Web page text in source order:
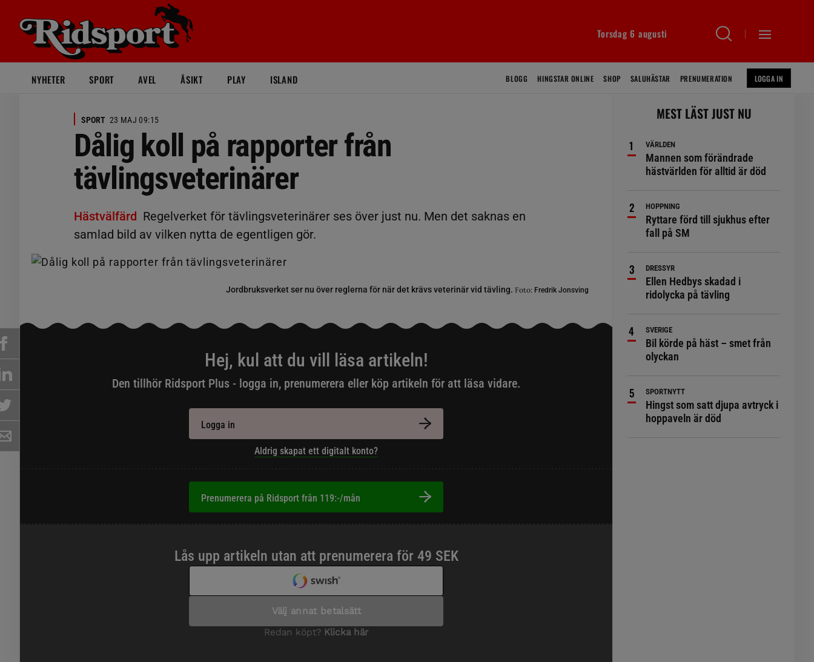
Torsdag 6 augusti
NYHETER SPORT AVEL ÅSIKT PLAY ISLAND BLOGG HINGSTAR ONLINE SHOP SALUHÄSTAR PRENUMERATION LOGGA IN
SPORT 23 MAJ 09:15
Dålig koll på rapporter från
tävlingsveterinärer
Hästvälfärd Regelverket för tävlingsveterinärer ses över just nu. Men det saknas en
samlad bild av vilken nytta de egentligen gör.
Jordbruksverket ser nu över reglerna för när det krävs veterinär vid tävling. Foto: Fredrik Jonsving
Hej, kul att du vill läsa artikeln!
Den tillhör Ridsport Plus - logga in, prenumerera eller köp artikeln för att läsa vidare.
Logga in
Aldrig skapat ett digitalt konto?
Prenumerera på Ridsport från 119:-/mån
MEST LÄST JUST NU
VÄRLDEN
Mannen som förändrade
hästvärlden för alltid är död
HOPPNING
Ryttare förd till sjukhus efter
fall på SM
DRESSYR
Ellen Hedbys skadad i
ridolycka på tävling
SVERIGE
Bil körde på häst – smet från
olyckan
SPORTNYTT
Hingst som satt djupa avtryck i
hoppaveln är död